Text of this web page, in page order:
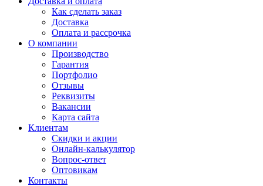
Как сделать заказ
Доставка
Оплата и рассрочка
О компании
Производство
Гарантия
Портфолио
Отзывы
Реквизиты
Вакансии
Карта сайта
Клиентам
Скидки и акции
Онлайн-калькулятор
Вопрос-ответ
Оптовикам
Контакты